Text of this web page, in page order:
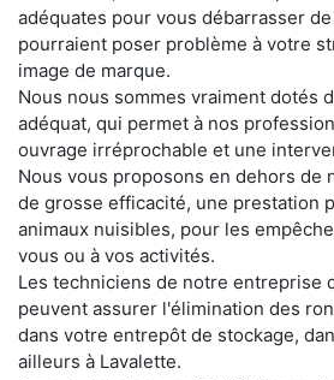
adéquates pour vous débarrasser
pourraient poser problème à votre
image de marque.
Nous nous sommes vraiment dotés
adéquat, qui permet à nos
ouvrage irréprochable et une
Nous vous proposons en dehors de
de grosse efficacité, une prestation
animaux nuisibles, pour les
vous ou à vos activités.
Les techniciens de notre entreprise
peuvent assurer l'élimination des
dans votre entrepôt de stockage,
ailleurs à Lavalette.